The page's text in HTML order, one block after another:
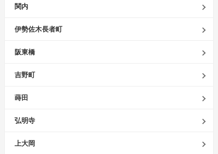
関内
伊勢佐木長者町
阪東橋
吉野町
蒔田
弘明寺
上大岡